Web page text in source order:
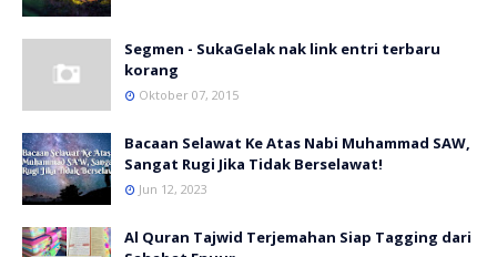
Segmen - SukaGelak nak link entri terbaru
korang
Oktober 07, 2015
Bacaan Selawat Ke Atas Nabi Muhammad SAW,
Sangat Rugi Jika Tidak Berselawat!
Jun 12, 2023
Al Quran Tajwid Terjemahan Siap Tagging dari